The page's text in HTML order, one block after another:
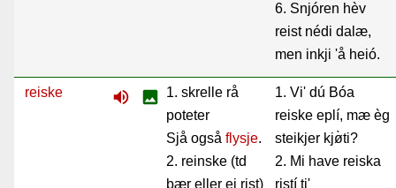
6. Snjóren hèv
reist nédi dalæ,
men inkji 'å heió.
reiske volume_up image 1. skrelle rå
poteter
Sjå også flysje.
2. reinske (td
bær eller ei rist)
1. Vi' dú Bóa
reiske eplí, mæ èg
steikjer kjø̀ti?
2. Mi have reiska
ristí ti'